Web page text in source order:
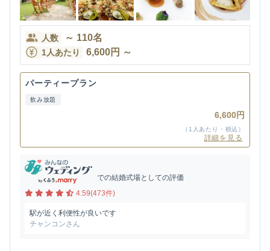
人数 ～ 110名
1人あたり 6,600円 ～
パーティープラン
飲み放題
6,600円
（1人あたり・税込）
詳細を見る
での結婚式場としての評価
4.59(473件)
駅が近く利便性が良いです
チャンコンさん